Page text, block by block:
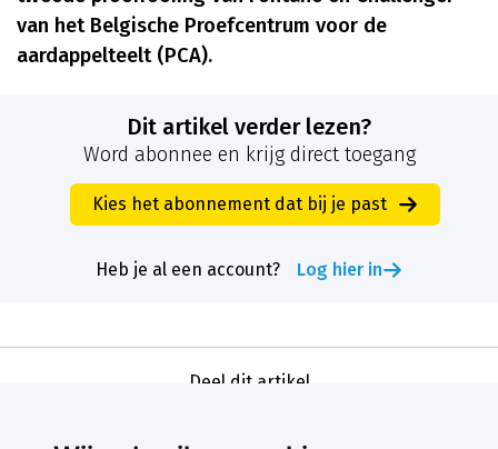
van het Belgische Proefcentrum voor de
aardappelteelt (PCA).
Dit artikel verder lezen?
Word abonnee en krijg direct toegang
Kies het abonnement dat bij je past
Heb je al een account? Log hier in
Deel dit artikel